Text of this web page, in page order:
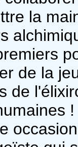
la
de la
de